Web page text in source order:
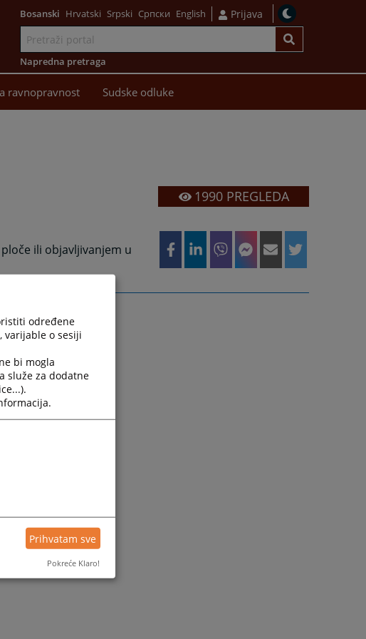
Bosanski Hrvatski Srpski Српски English Prijava
Napredna pretraga
ravnopravnost Sudske odluke
ili objavljivanjem u
1990PREGLEDA
određene
varijable o sesiji
bi mogla
služe za dodatne
Prihvatam sve
Pokreće Klaro!